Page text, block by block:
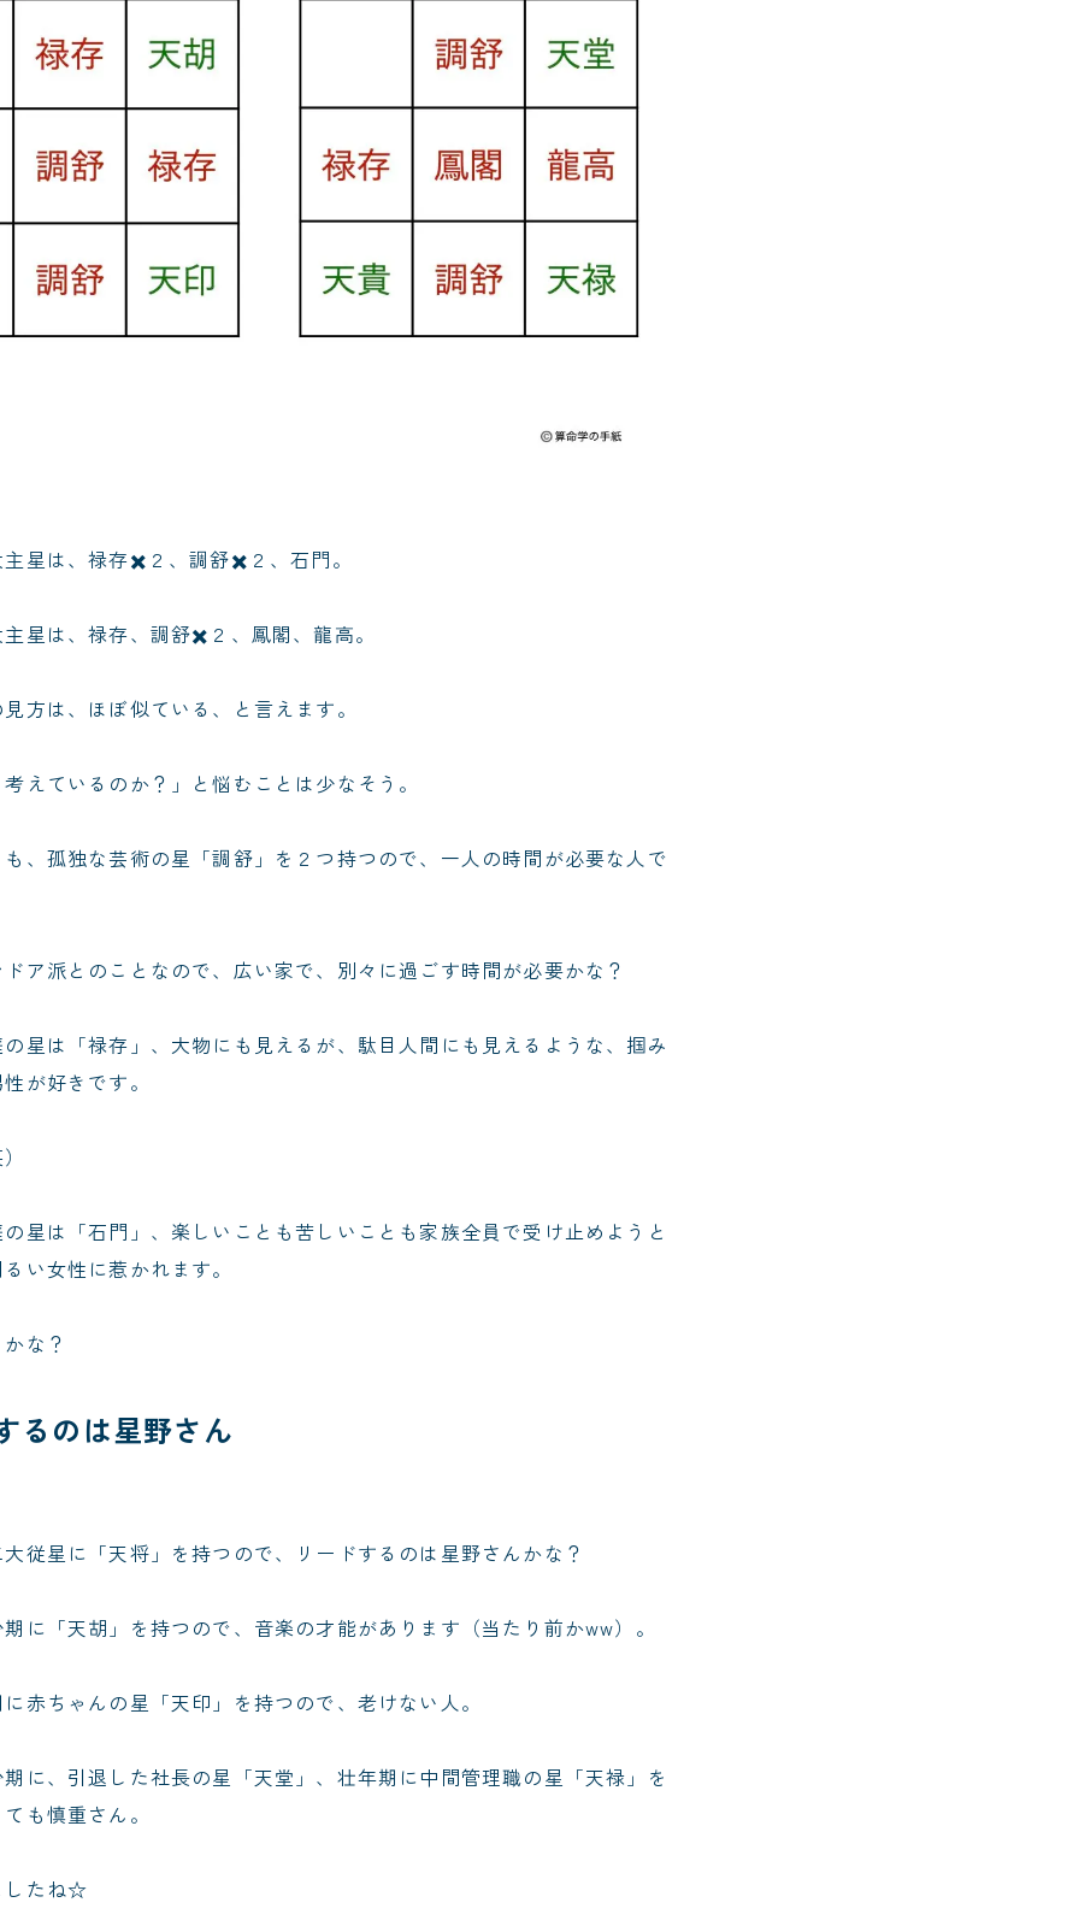
星は、禄存✖️２、調舒✖️２、石門。
星は、禄存、調舒✖️２、鳳閣、龍高。
方は、ほぼ似ている、と言えます。
えているのか？」と悩むことは少なそう。
、孤独な芸術の星「調舒」を２つ持つので、一人の時間が必要な人で
ア派とのことなので、広い家で、別々に過ごす時間が必要かな？
星は「禄存」、大物にも見えるが、駄目人間にも見えるような、掴み
が好きです。
星は「石門」、楽しいことも苦しいことも家族全員で受け止めようと
い女性に惹かれます。
な？
るのは星野さん
従星に「天将」を持つので、リードするのは星野さんかな？
に「天胡」を持つので、音楽の才能があります（当たり前かww）。
赤ちゃんの星「天印」を持つので、老けない人。
に、引退した社長の星「天堂」、壮年期に中間管理職の星「天禄」を
も慎重さん。
したね☆